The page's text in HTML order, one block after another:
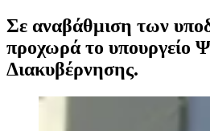
Σε αναβάθμιση των
προχωρά το υπουργείο
Διακυβέρνησης.